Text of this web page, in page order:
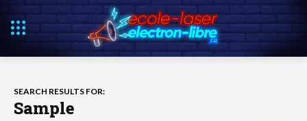
SEARCH RESULTS FOR:
Sample